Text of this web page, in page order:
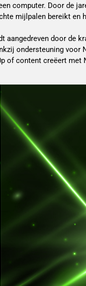
computer. Door de
mijlpalen bereikt
aangedreven door de
ondersteuning voor
content creëert met